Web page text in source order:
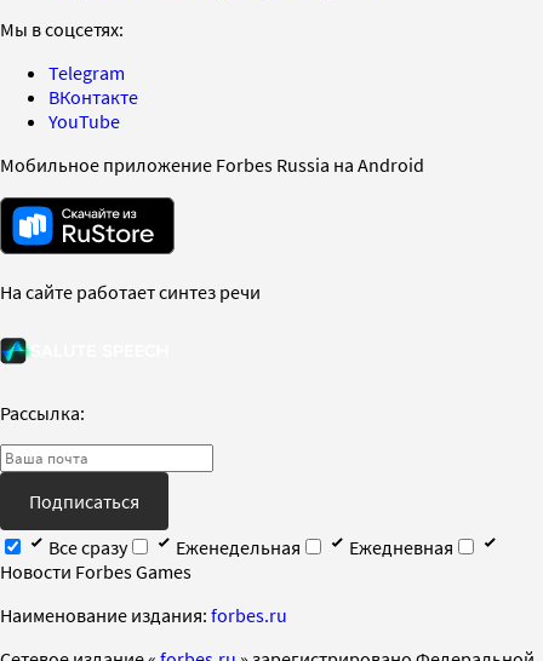
Мы в соцсетях:
Telegram
ВКонтакте
YouTube
Мобильное приложение Forbes Russia на Android
На сайте работает синтез речи
Рассылка:
Подписаться
Все сразу
Еженедельная
Ежедневная
Новости Forbes Games
Наименование издания: forbes.ru